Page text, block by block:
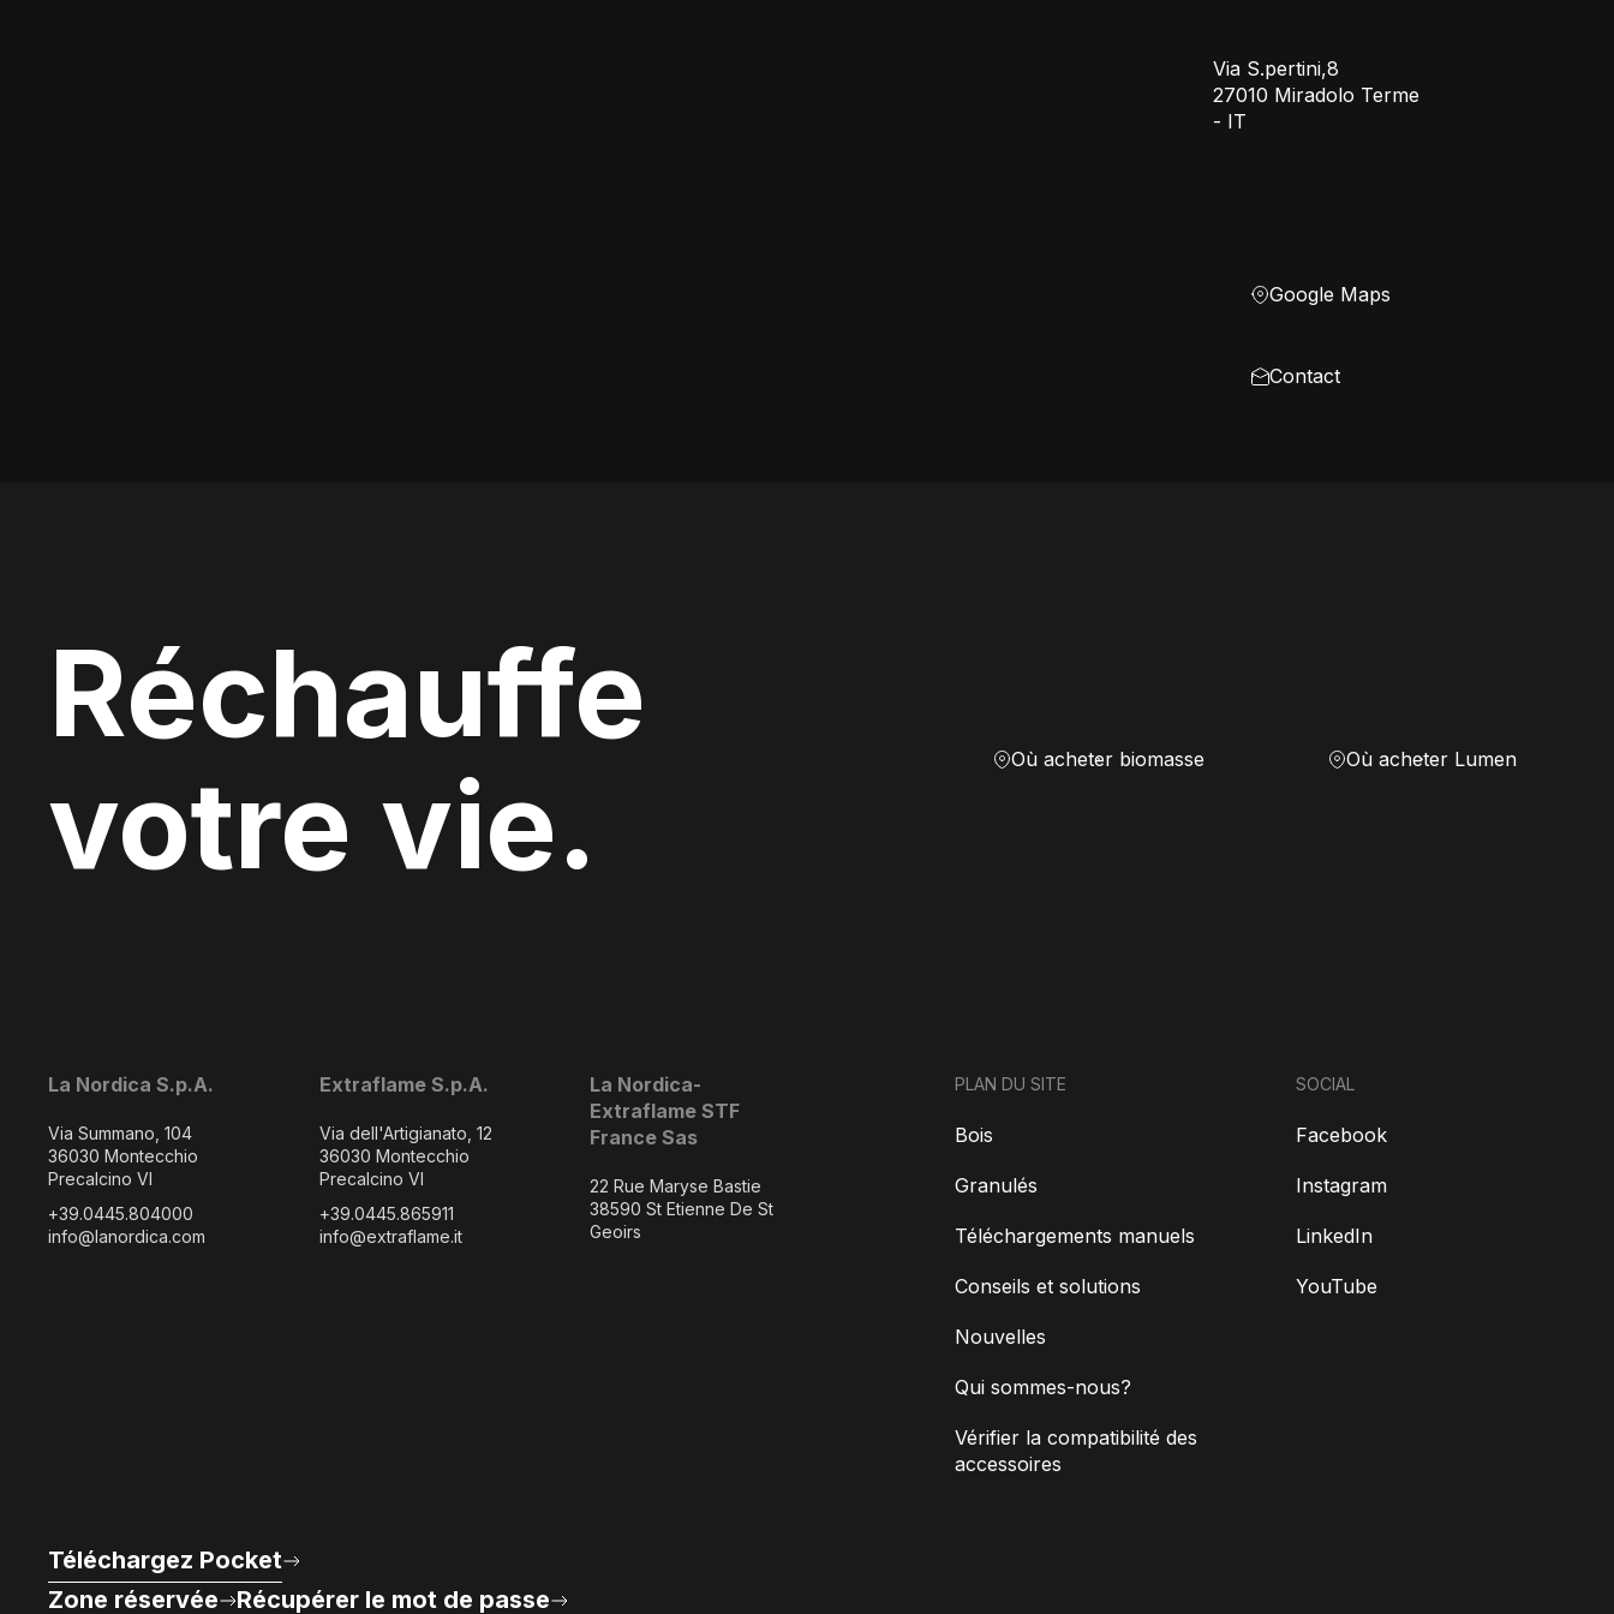
Via S.pertini,8
27010 Miradolo Terme
- IT
Google Maps
Contact
Réchauffe
votre vie.
Où acheter biomasse Où acheter Lumen
La Nordica S.p.A.
Via Summano, 104
36030 Montecchio
Precalcino VI
+39.0445.804000
info@lanordica.com
Extraflame S.p.A.
Via dell'Artigianato, 12
36030 Montecchio
Precalcino VI
+39.0445.865911
info@extraflame.it
La Nordica-
Extraflame STF
France Sas
22 Rue Maryse Bastie
38590 St Etienne De St
Geoirs
Téléchargez Pocket
Zone réservée
Récupérer le mot de passe
PLAN DU SITE
Bois
Granulés
Téléchargements manuels
Conseils et solutions
Nouvelles
Qui sommes-nous?
Vérifier la compatibilité des
accessoires
SOCIAL
Facebook
Instagram
LinkedIn
YouTube